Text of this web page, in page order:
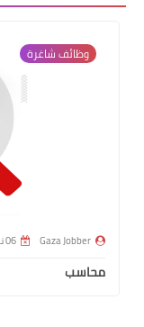
وظائف شاغرة
Gaza Jobber 06 نوفمبر 2025
محاسب